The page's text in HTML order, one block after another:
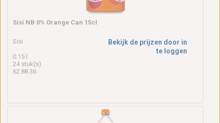
Sisi NB 0% Orange Can 15cl
Sisi
0.15 l
24 stuk(s)
62.88.36
Bekijk de prijzen door in
te loggen